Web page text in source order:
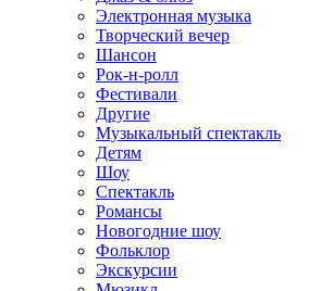
Электронная музыка
Творческий вечер
Шансон
Рок-н-ролл
Фестивали
Другие
Музыкальный спектакль
Детям
Шоу
Спектакль
Романсы
Новогодние шоу
Фольклор
Экскурсии